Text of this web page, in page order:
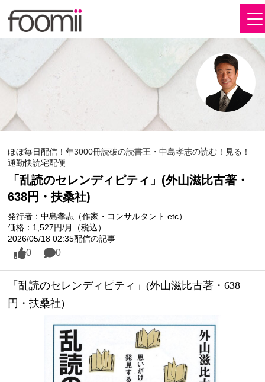
ほぼ毎日配信！年3000冊読破の読書王・中島孝志の読む！見る！
通勤快読宅配便
「乱読のセレンディピティ」(外山滋比古著・
638円・扶桑社)
発行者：中島孝志（作家・コンサルタント etc）
価格：1,527円/月（税込）
2026/05/18 02:35配信の記事
0 0
「乱読のセレンディピティ」(外山滋比古著・638
円・扶桑社)